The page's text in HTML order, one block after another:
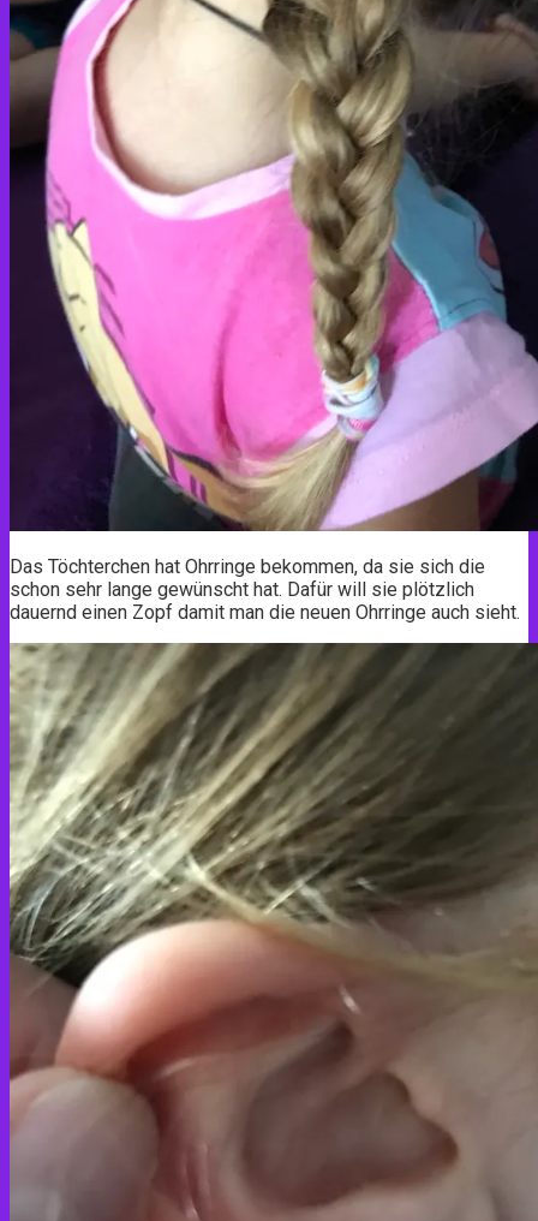
Das Töchterchen hat Ohrringe bekommen, da sie sich die
schon sehr lange gewünscht hat. Dafür will sie plötzlich
dauernd einen Zopf damit man die neuen Ohrringe auch sieht.